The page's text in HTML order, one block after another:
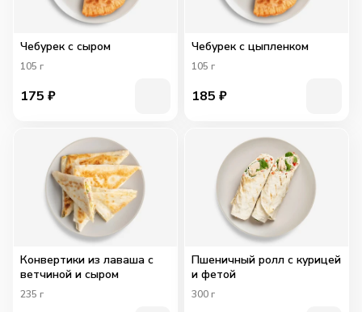
Чебурек с сыром
105 г
175 ₽
Чебурек с цыпленком
105 г
185 ₽
Конвертики из лаваша с
ветчиной и сыром
235 г
Пшеничный ролл с курицей
и фетой
300г